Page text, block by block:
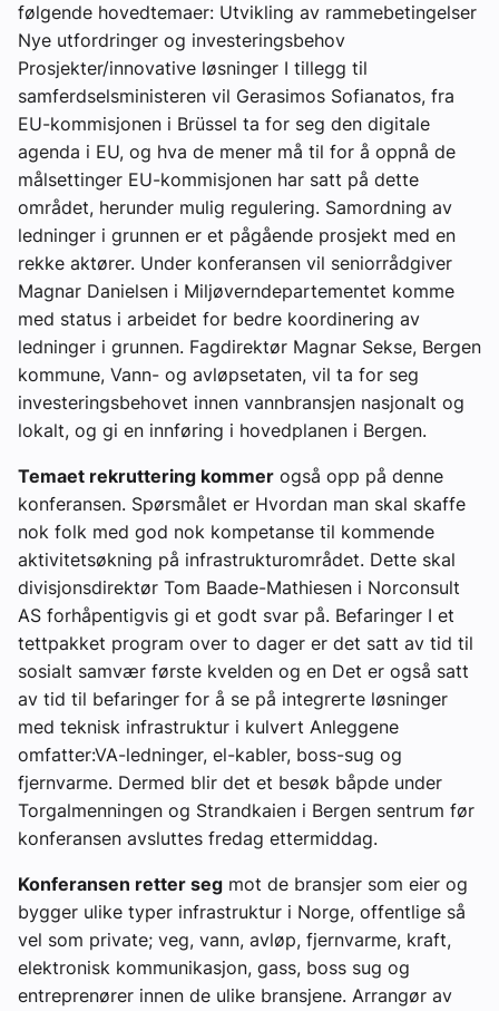
følgende hovedtemaer: Utvikling av rammebetingelser
Nye utfordringer og investeringsbehov
Prosjekter/innovative løsninger I tillegg til
samferdselsministeren vil Gerasimos Sofianatos, fra
EU-kommisjonen i Brüssel ta for seg den digitale
agenda i EU, og hva de mener må til for å oppnå de
målsettinger EU-kommisjonen har satt på dette
området, herunder mulig regulering. Samordning av
ledninger i grunnen er et pågående prosjekt med en
rekke aktører. Under konferansen vil seniorrådgiver
Magnar Danielsen i Miljøverndepartementet komme
med status i arbeidet for bedre koordinering av
ledninger i grunnen. Fagdirektør Magnar Sekse, Bergen
kommune, Vann- og avløpsetaten, vil ta for seg
investeringsbehovet innen vannbransjen nasjonalt og
lokalt, og gi en innføring i hovedplanen i Bergen.
Temaet rekruttering kommer også opp på denne
konferansen. Spørsmålet er Hvordan man skal skaffe
nok folk med god nok kompetanse til kommende
aktivitetsøkning på infrastrukturområdet. Dette skal
divisjonsdirektør Tom Baade-Mathiesen i Norconsult
AS forhåpentigvis gi et godt svar på. Befaringer I et
tettpakket program over to dager er det satt av tid til
sosialt samvær første kvelden og en Det er også satt
av tid til befaringer for å se på integrerte løsninger
med teknisk infrastruktur i kulvert Anleggene
omfatter:VA-ledninger, el-kabler, boss-sug og
fjernvarme. Dermed blir det et besøk båpde under
Torgalmenningen og Strandkaien i Bergen sentrum før
konferansen avsluttes fredag ettermiddag.
Konferansen retter seg mot de bransjer som eier og
bygger ulike typer infrastruktur i Norge, offentlige så
vel som private; veg, vann, avløp, fjernvarme, kraft,
elektronisk kommunikasjon, gass, boss sug og
entreprenører innen de ulike bransjene. Arrangør av